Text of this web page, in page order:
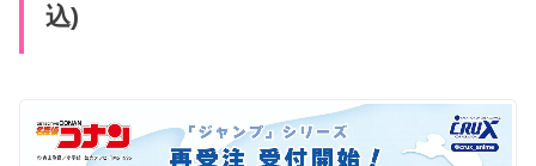
込)